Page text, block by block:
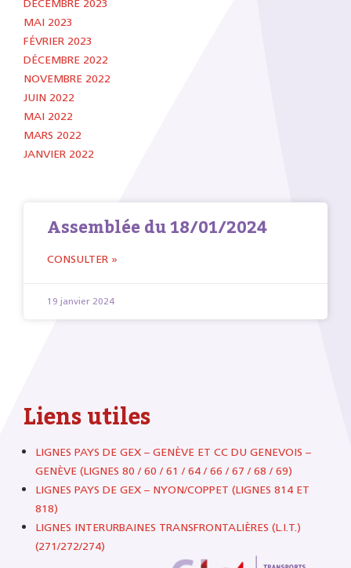
DÉCEMBRE 2023
MAI 2023
FÉVRIER 2023
DÉCEMBRE 2022
NOVEMBRE 2022
JUIN 2022
MAI 2022
MARS 2022
JANVIER 2022
Assemblée du 18/01/2024
CONSULTER »
19 janvier 2024
Liens utiles
LIGNES PAYS DE GEX – GENÈVE ET CC DU GENEVOIS –
GENÈVE (LIGNES 80 / 60 / 61 / 64 / 66 / 67 / 68 / 69)
LIGNES PAYS DE GEX – NYON/COPPET (LIGNES 814 ET
818)
LIGNES INTERURBAINES TRANSFRONTALIÈRES (L.I.T.)
(271/272/274)